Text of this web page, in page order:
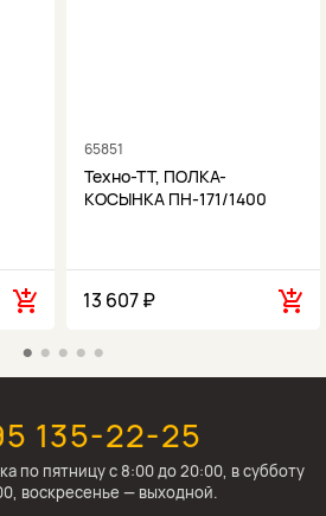
65851
Техно-ТТ, ПОЛКА-
КОСЫНКА ПН-171/1400
13 607 ₽
135-22-25
по пятницу с 8:00 до 20:00, в субботу
воскресенье — выходной.